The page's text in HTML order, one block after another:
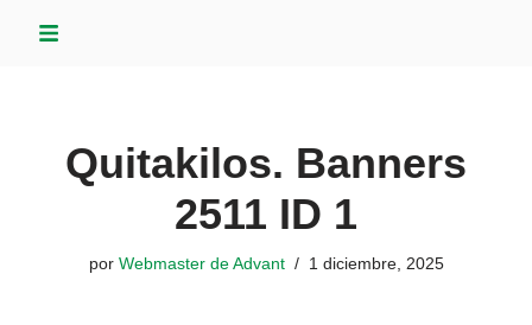
Quitakilos. Banners
2511 ID 1
por Webmaster de Advant 1 diciembre, 2025